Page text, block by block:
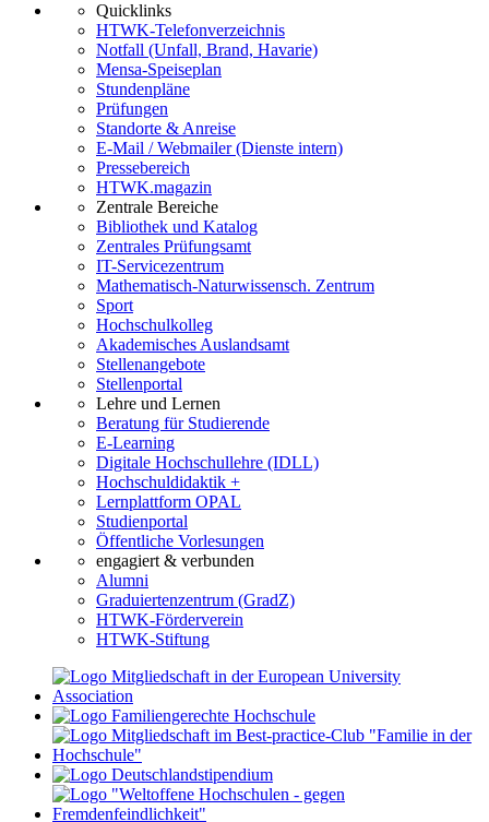
Quicklinks
HTWK-Telefonverzeichnis
Notfall (Unfall, Brand, Havarie)
Mensa-Speiseplan
Stundenpläne
Prüfungen
Standorte & Anreise
E-Mail / Webmailer (Dienste intern)
Pressebereich
HTWK.magazin
Zentrale Bereiche
Bibliothek und Katalog
Zentrales Prüfungsamt
IT-Servicezentrum
Mathematisch-Naturwissensch. Zentrum
Sport
Hochschulkolleg
Akademisches Auslandsamt
Stellenangebote
Stellenportal
Lehre und Lernen
Beratung für Studierende
E-Learning
Digitale Hochschullehre (IDLL)
Hochschuldidaktik +
Lernplattform OPAL
Studienportal
Öffentliche Vorlesungen
engagiert & verbunden
Alumni
Graduiertenzentrum (GradZ)
HTWK-Förderverein
HTWK-Stiftung